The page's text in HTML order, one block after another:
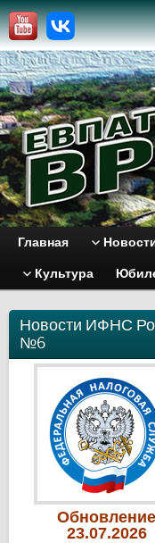
Главная
Культура
Новости ИФНС
№6
Обновление
23.07.2026